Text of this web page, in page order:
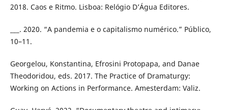
2018. Caos e Ritmo. Lisboa: Relógio D’Água Editores.
___. 2020. “A pandemia e o capitalismo numérico.” Público,
10–11.
Georgelou, Konstantina, Efrosini Protopapa, and Danae
Theodoridou, eds. 2017. The Practice of Dramaturgy:
Working on Actions in Performance. Amesterdam: Valiz.